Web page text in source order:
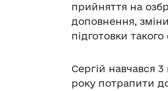
прийняття на
доповнення, зміни
підготовки
Сергій навчався
року потрапити